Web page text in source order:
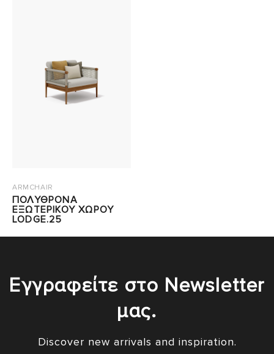
ARMCHAIR
ΠΟΛΥΘΡΟΝΑ
ΕΞΩΤΕΡΙΚΟΥ ΧΩΡΟΥ
LODGE.25
Εγγραφείτε στο Newsletter
μας.
Discover new arrivals and inspiration.